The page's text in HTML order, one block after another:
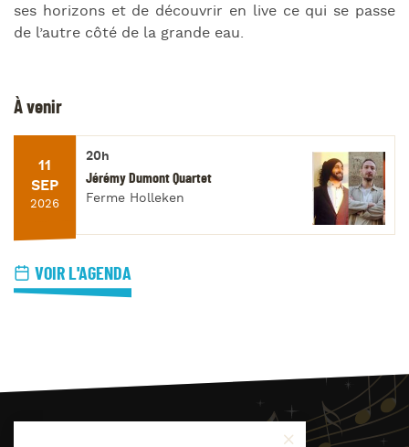
ses horizons et de découvrir en live ce qui se passe
de l’autre côté de la grande eau.
À venir
11
SEP
2026
20h
Jérémy Dumont Quartet
Ferme Holleken
VOIR L'AGENDA